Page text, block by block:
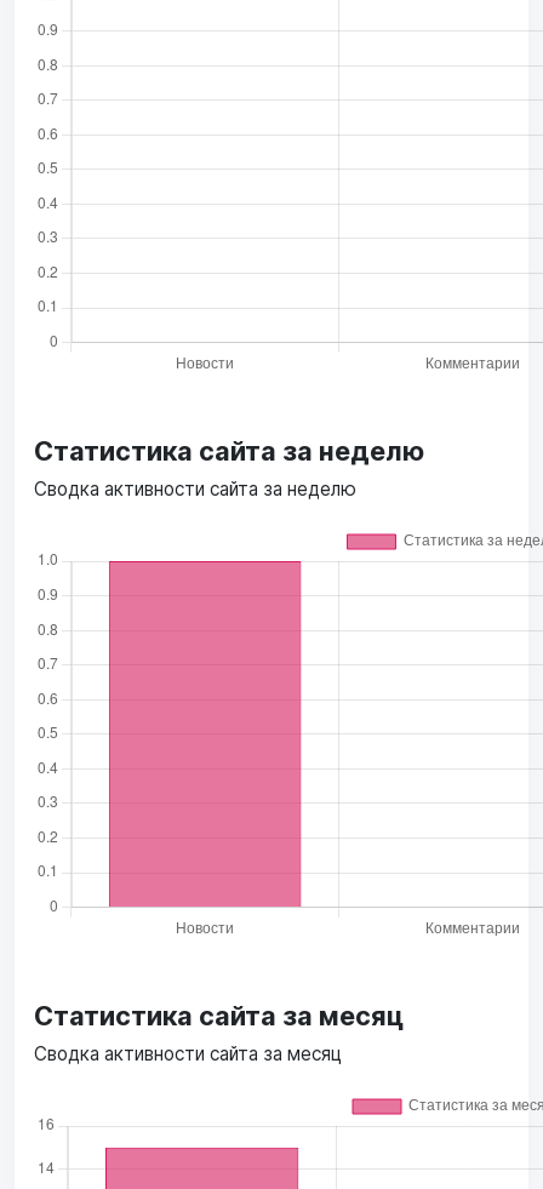
Статистика сайта за неделю
Сводка активности сайта за неделю
Статистика сайта за месяц
Сводка активности сайта за месяц